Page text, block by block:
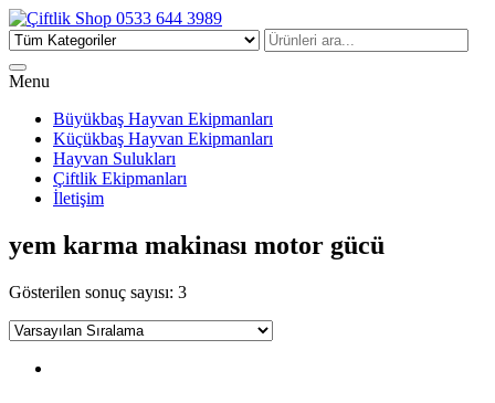
Çiftlik Shop 0533 644 3989
Menu
Büyükbaş Hayvan Ekipmanları
Küçükbaş Hayvan Ekipmanları
Hayvan Sulukları
Çiftlik Ekipmanları
İletişim
yem karma makinası motor gücü
Gösterilen sonuç sayısı: 3